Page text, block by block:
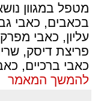
מטפל במגוון
בכאבים, כאבי
עליון, כאבי
פריצת דיסק,
כאבי ברכיים,
להמשך המאמר